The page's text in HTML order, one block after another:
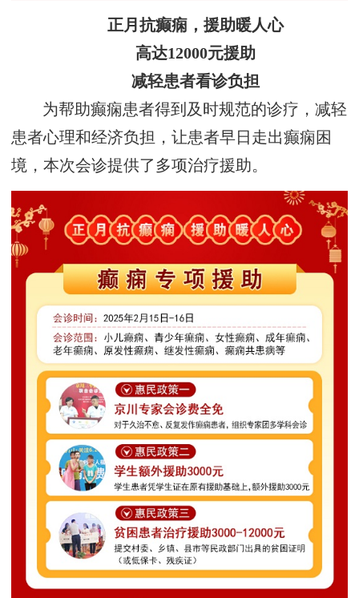
正月抗癫痫，援助暖人心
高达12000元援助
减轻患者看诊负担
为帮助癫痫患者得到及时规范的诊疗，减轻
患者心理和经济负担，让患者早日走出癫痫困
境，本次会诊提供了多项治疗援助。